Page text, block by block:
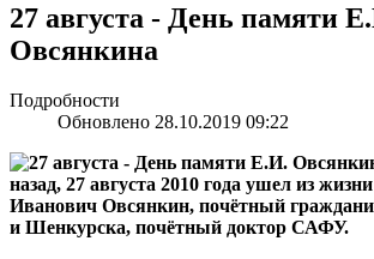
27 августа - День памяти
Овсянкина
Подробности
Обновлено 28.10.2019 09:22
назад, 27 августа 2010 года ушел из
Иванович Овсянкин, почётный
и Шенкурска, почётный доктор САФУ.